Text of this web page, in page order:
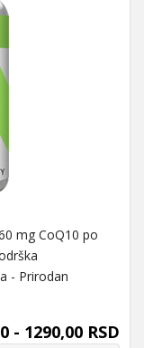
mg CoQ10 po
- Prirodan
- 1290,00 RSD